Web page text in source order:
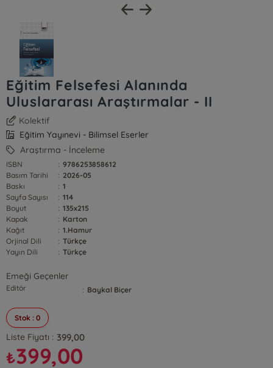
Eğitim Felsefesi Alanında
Uluslararası Araştırmalar - II
Kolektif
Eğitim Yayınevi - Bilimsel Eserler
Araştırma - İnceleme
ISBN : 9786253858612
Basım Tarihi
: 2026-05
Baskı
: 1
Sayfa Sayısı
: 114
Boyut
: 135x215
Kapak
: Karton
Kağıt
: 1.Hamur
Orjinal Dili
: Türkçe
Yayın Dili
: Türkçe
Emeği Geçenler
Editör : Baykal Biçer
Stok : 0
Liste Fiyatı : 399,00
₺399,00